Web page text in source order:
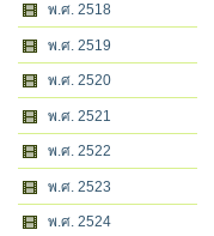
พ.ศ. 2518
พ.ศ. 2519
พ.ศ. 2520
พ.ศ. 2521
พ.ศ. 2522
พ.ศ. 2523
พ.ศ. 2524